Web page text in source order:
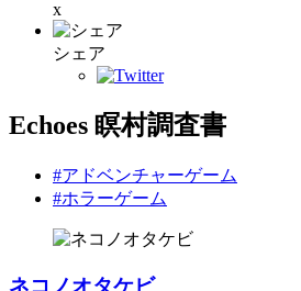
x
シェア
Echoes 瞑村調査書
#アドベンチャーゲーム
#ホラーゲーム
ネコノオタケビ